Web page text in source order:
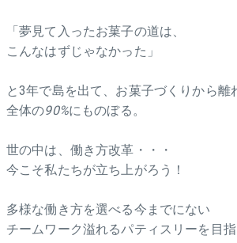
「夢見て入ったお菓子の道は、
こんなはずじゃなかった」
と3年で島を出て、お菓子づくりから離
全体の90%にものぼる。
世の中は、働き方改革・・・
今こそ私たちが立ち上がろう！
多様な働き方を選べる今までにない
チームワーク溢れるパティスリーを目